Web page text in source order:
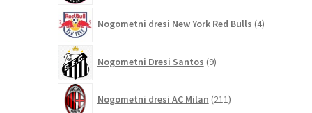
Nogometni dresi New York Red Bulls 4izdelki
Nogometni Dresi Santos 9izdelkov
Nogometni dresi AC Milan 211izdelkov